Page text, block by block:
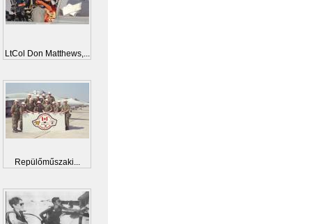
LtCol Don Matthews,...
Repülőműszaki...